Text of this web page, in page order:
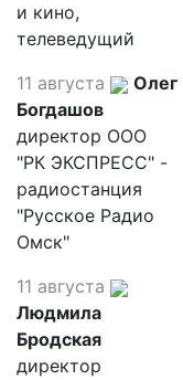
и кино,
телеведущий
11 августа
Олег
Богдашов
директор ООО
"РК ЭКСПРЕСС" -
радиостанция
"Русское Радио
Омск"
11 августа
Людмила
Бродская
директор